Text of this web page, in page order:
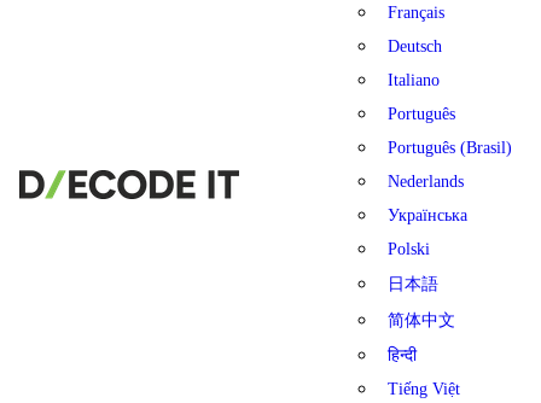
Français
Deutsch
Italiano
Português
Português (Brasil)
Nederlands
Українська
Polski
日本語
简体中文
हिन्दी
Tiếng Việt